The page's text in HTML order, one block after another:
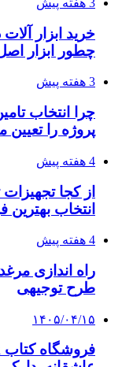
آربی نوا؛
فرصت‌های
۱۴۰۵/۰۴/۰۶
محبوب شده
۱۴۰۵/۰۳/۳۱
که نباید نادیده
۱۴۰۵/۰۳/۲۸
چرا بسیاری
نمی‌توانند
کنند؟
پیشنهاد سردبیر
۱۴۰۳/۱۱/۱۷